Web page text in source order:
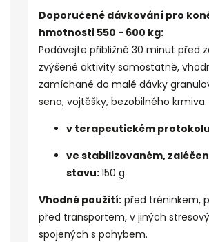
Doporučené dávkování pro
hmotnosti 550 - 600 kg:
Podávejte přibližně 30 minut před
zvýšené aktivity samostatně,
zamíchané do malé dávky
sena, vojtěšky, bezobilného krmiva.
v terapeutickém
ve stabilizovaném,
stavu:150 g
Vhodné použití: před tréninkem,
před transportem, v jiných
spojených s pohybem.